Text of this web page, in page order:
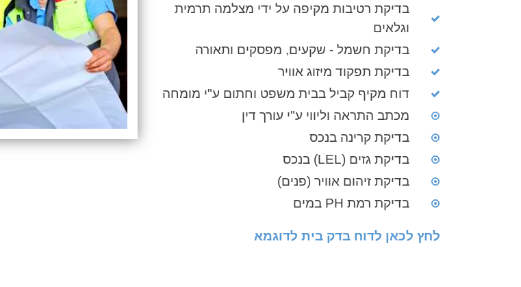
בדיקת רטיבות מקיפה על ידי מצלמה תרמית
וגלאים
בדיקת חשמל - שקעים, מפסקים ותאורה
בדיקת תפקוד מיזוג אוויר
דוח מקיף קביל בבית משפט וחתום ע"י מומחה
מכתב התראה וליווי ע"י עורך דין
בדיקת קרינה בנכס
בדיקת גזים (LEL) בנכס
בדיקת זיהום אוויר (פנים)
בדיקת רמת PH במים
לחץ לכאן לדוח בדק בית לדוגמא